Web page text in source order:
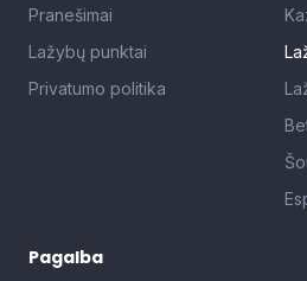
Pranešimai
Lažybų punktai
Privatumo politika
Pagalba